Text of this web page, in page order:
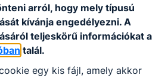
képes a
fejlesztői eszközök
számára, akit az informatikai
vonz, hanem azok
arról, hogy mely típusú
kívánja engedélyezni. A
teljeskörű információkat a
talál.
egy kis fájl, amely akkor